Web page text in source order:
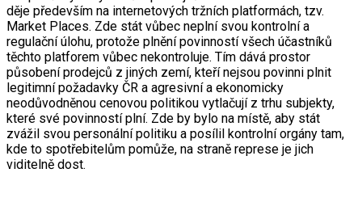
děje především na internetových tržních platformách, tzv.
Market Places. Zde stát vůbec neplní svou kontrolní a
regulační úlohu, protože plnění povinností všech účastníků
těchto platforem vůbec nekontroluje. Tím dává prostor
působení prodejců z jiných zemí, kteří nejsou povinni plnit
legitimní požadavky ČR a agresivní a ekonomicky
neodůvodněnou cenovou politikou vytlačují z trhu subjekty,
které své povinností plní. Zde by bylo na místě, aby stát
zvážil svou personální politiku a posílil kontrolní orgány tam,
kde to spotřebitelům pomůže, na straně represe je jich
viditelně dost.